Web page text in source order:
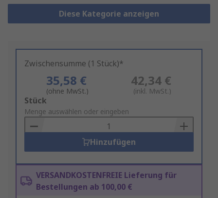
Diese Kategorie anzeigen
Zwischensumme (1 Stück)*
35,58 €
(ohne MwSt.)
42,34 €
(inkl. MwSt.)
Add
to
Basket
Stück
Menge auswählen oder eingeben
Hinzufügen
VERSANDKOSTENFREIE Lieferung für
Bestellungen ab 100,00 €